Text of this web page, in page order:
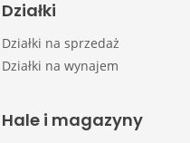
Działki
Działki na sprzedaż
Działki na wynajem
Hale i magazyny